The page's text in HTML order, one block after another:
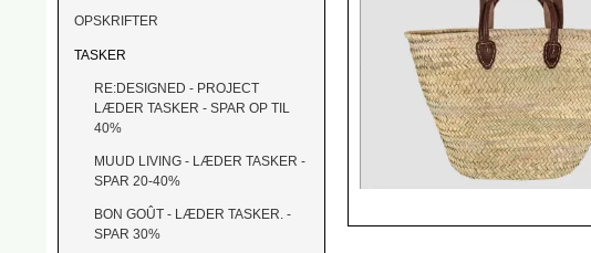
OPSKRIFTER
TASKER
RE:DESIGNED - PROJECT
LÆDER TASKER - SPAR OP TIL
40%
MUUD LIVING - LÆDER TASKER -
SPAR 20-40%
BON GOÛT - LÆDER TASKER. -
SPAR 30%